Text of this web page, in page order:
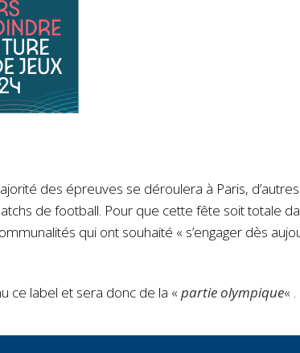
des épreuves se déroulera à Paris,
de football. Pour que cette fête soit totale
qui ont souhaité « s’engager dès
ce label et sera donc de la « partie olympique« .